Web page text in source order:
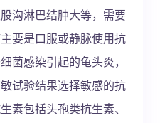
沟淋巴结肿大等，需要
要是口服或静脉使用抗
菌感染引起的龟头炎，
试验结果选择敏感的抗
素包括头孢类抗生素、